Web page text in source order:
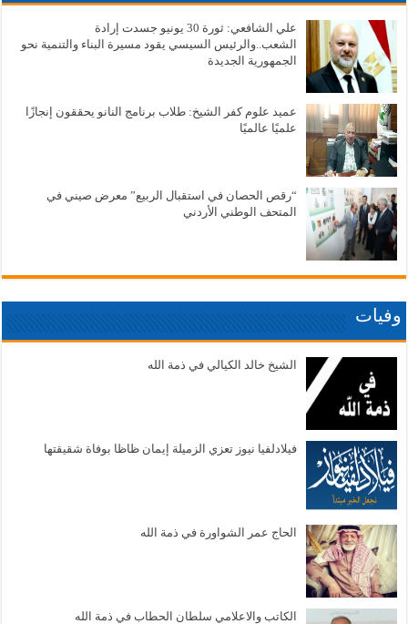
علي الشافعي: ثورة 30 يونيو جسدت إرادة
الشعب..والرئيس السيسي يقود مسيرة البناء والتنمية نحو
الجمهورية الجديدة
عميد علوم كفر الشيخ: طلاب برنامج النانو يحققون إنجازًا
علميًا عالميًا
“رقص الحصان في استقبال الربيع” معرض صيني في
المتحف الوطني الأردني
وفيات
الشيخ خالد الكيالي في ذمة الله
فيلادلفيا نيوز تعزي الزميلة إيمان ظاظا بوفاة شقيقتها
الحاج عمر الشواورة في ذمة الله
الكاتب والاعلامي سلطان الحطاب في ذمة الله